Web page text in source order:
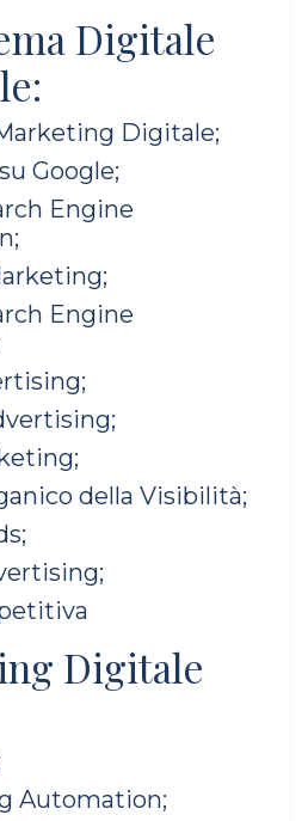
Digitale
Digitale;
Google;
Engine
Engine
della Visibilità;
Digitale
Automation;